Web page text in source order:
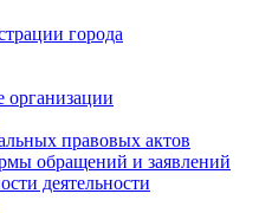
города
организации
правовых актов
обращений и заявлений
деятельности